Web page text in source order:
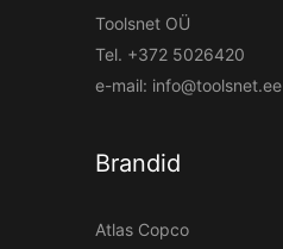
Toolsnet OÜ
Tel. +372 5026420
e-mail: info@toolsnet.ee
Brandid
Atlas Copco